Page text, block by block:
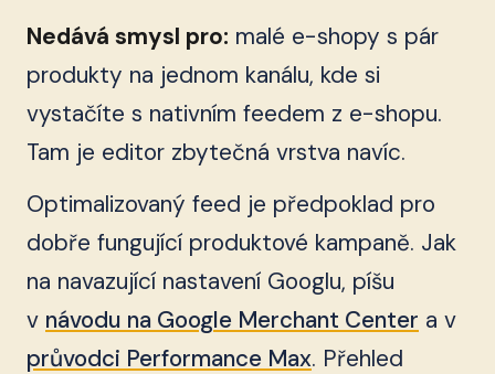
Nedává smysl pro: malé e-shopy s pár
produkty na jednom kanálu, kde si
vystačíte s nativním feedem z e-shopu.
Tam je editor zbytečná vrstva navíc.
Optimalizovaný feed je předpoklad pro
dobře fungující produktové kampaně. Jak
na navazující nastavení Googlu, píšu
v návodu na Google Merchant Center a v
průvodci Performance Max. Přehled